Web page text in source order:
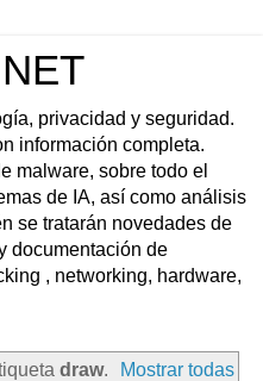
privacidad y seguridad.
información completa.
malware, sobre todo el
de IA, así como análisis
se tratarán novedades de
documentación de
, networking, hardware,
draw.
Mostrar todas